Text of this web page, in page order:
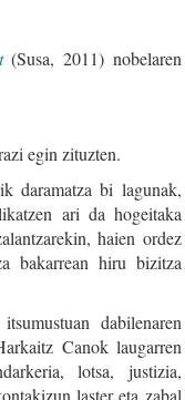
(Susa, 2011) nobelaren
egin zituzten.
daramatza bi lagunak,
ari da hogeitaka
haien ordez
bakarrean hiru bizitza
dabilenaren
Canok laugarren
lotsa, justizia,
laster eta zabal